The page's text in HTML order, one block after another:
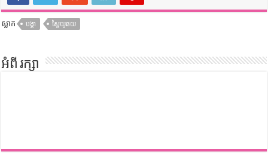
ស្លាក បង្គា ស្ពៃយូឆយ
អំពី រក្សា